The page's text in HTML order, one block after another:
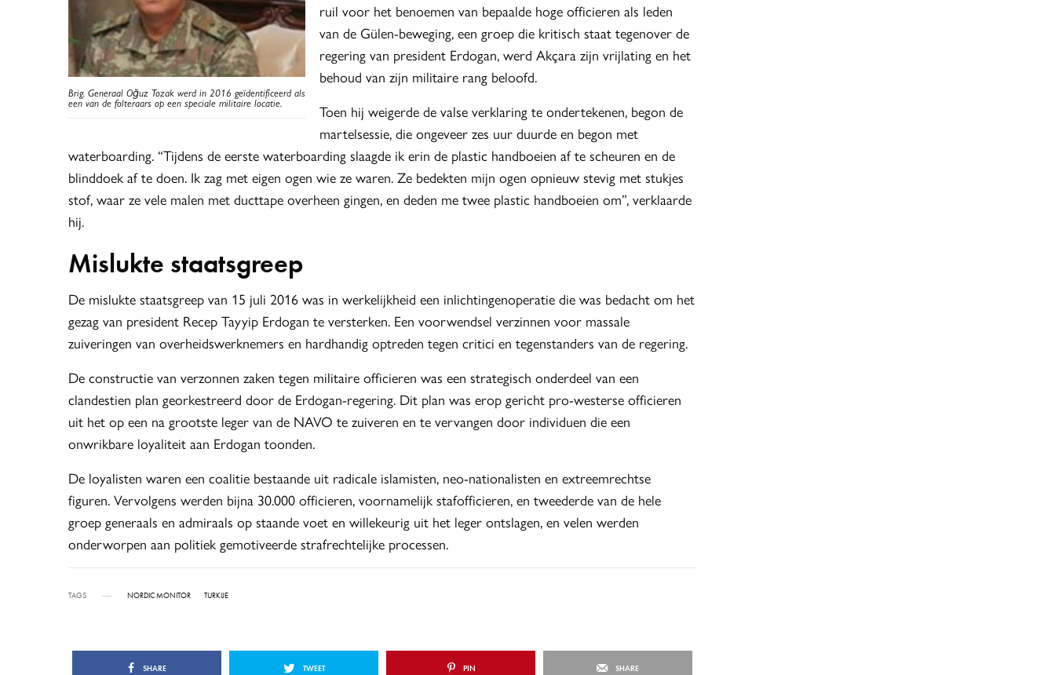
Brig. Generaal Oğuz Tozak werd in 2016 geïdentificeerd als
een van de folteraars op een speciale militaire locatie.
ruil voor het benoemen van bepaalde hoge officieren als leden
van de Gülen-beweging, een groep die kritisch staat tegenover de
regering van president Erdogan, werd Akçara zijn vrijlating en het
behoud van zijn militaire rang beloofd.
Toen hij weigerde de valse verklaring te ondertekenen, begon de
martelsessie, die ongeveer zes uur duurde en begon met
waterboarding. “Tijdens de eerste waterboarding slaagde ik erin de plastic handboeien af te scheuren en de
blinddoek af te doen. Ik zag met eigen ogen wie ze waren. Ze bedekten mijn ogen opnieuw stevig met stukjes
stof, waar ze vele malen met ducttape overheen gingen, en deden me twee plastic handboeien om”, verklaarde
hij.
Mislukte staatsgreep
De mislukte staatsgreep van 15 juli 2016 was in werkelijkheid een inlichtingenoperatie die was bedacht om het
gezag van president Recep Tayyip Erdogan te versterken. Een voorwendsel verzinnen voor massale
zuiveringen van overheidswerknemers en hardhandig optreden tegen critici en tegenstanders van de regering.
De constructie van verzonnen zaken tegen militaire officieren was een strategisch onderdeel van een
clandestien plan georkestreerd door de Erdogan-regering. Dit plan was erop gericht pro-westerse officieren
uit het op een na grootste leger van de NAVO te zuiveren en te vervangen door individuen die een
onwrikbare loyaliteit aan Erdogan toonden.
De loyalisten waren een coalitie bestaande uit radicale islamisten, neo-nationalisten en extreemrechtse
figuren. Vervolgens werden bijna 30.000 officieren, voornamelijk stafofficieren, en tweederde van de hele
groep generaals en admiraals op staande voet en willekeurig uit het leger ontslagen, en velen werden
onderworpen aan politiek gemotiveerde strafrechtelijke processen.
TAGS NORDIC MONITOR TURKIJE
SHARE TWEET PIN SHARE